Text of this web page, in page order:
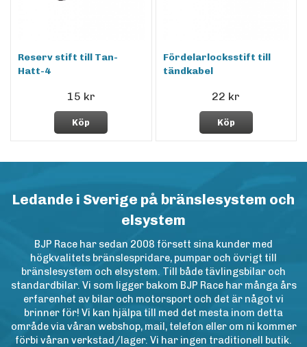
Reserv stift till Tan-
Hatt-4
15 kr
Köp
Fördelarlocksstift till
tändkabel
22 kr
Köp
Ledande i Sverige på bränslesystem och
elsystem
BJP Race har sedan 2008 försett sina kunder med
högkvalitets bränslespridare, pumpar och övrigt till
bränslesystem och elsystem. Till både tävlingsbilar och
standardbilar. Vi som ligger bakom BJP Race har många års
erfarenhet av bilar och motorsport och det är något vi
brinner för! Vi kan hjälpa till med det mesta inom detta
område via våran webshop, mail, telefon eller om ni kommer
förbi våran verkstad/lager. Vi har ingen traditionell butik.